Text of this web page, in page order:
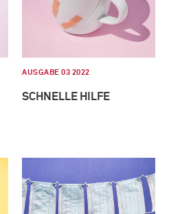
AUSGABE 03 2022
SCHNELLE HILFE